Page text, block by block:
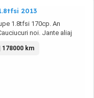
2013
1.8tfsi 170cp. An
noi. Jante aliaj
178000 km